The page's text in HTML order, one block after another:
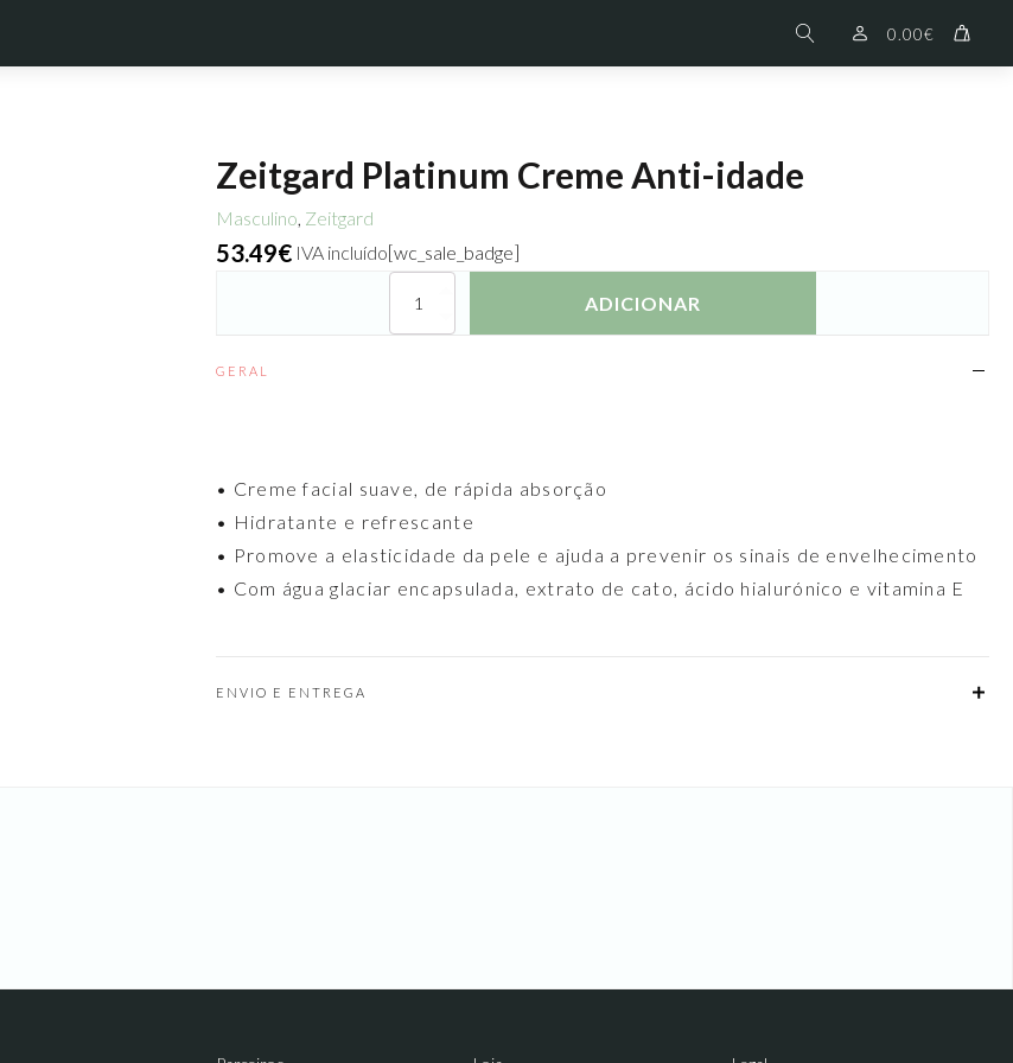
0.00€
Zeitgard Platinum Creme Anti-idade
Masculino, Zeitgard
53.49€ IVA incluído[wc_sale_badge]
Quantidade
ADICIONAR
GERAL
• Creme facial suave, de rápida absorção
• Hidratante e refrescante
• Promove a elasticidade da pele e ajuda a prevenir os sinais de envelhecimento
• Com água glaciar encapsulada, extrato de cato, ácido hialurónico e vitamina E
ENVIO E ENTREGA